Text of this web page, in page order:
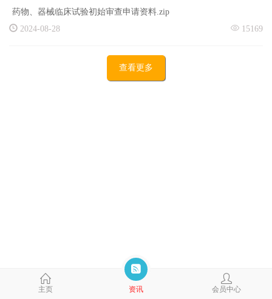
药物、器械临床试验初始审查申请资料.zip
2024-08-28
15169
查看更多
主页 资讯 会员中心